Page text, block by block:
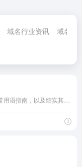
域名行业资讯
域名论